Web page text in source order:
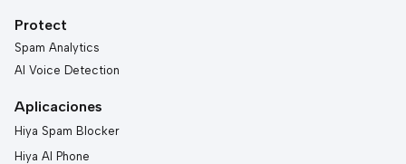
Protect
Spam Analytics
AI Voice Detection
Aplicaciones
Hiya Spam Blocker
Hiya AI Phone